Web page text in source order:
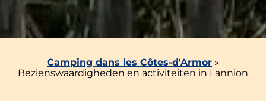
Camping dans les Côtes-d'Armor »
Bezienswaardigheden en activiteiten in Lannion